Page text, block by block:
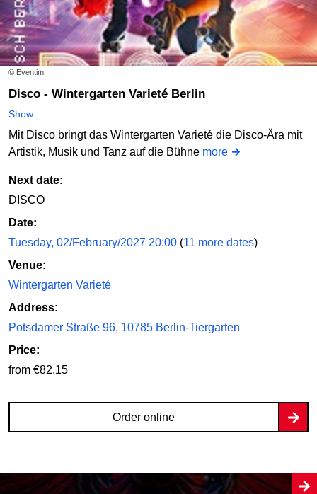
© Eventim
Disco - Wintergarten Varieté Berlin
Show
Mit Disco bringt das Wintergarten Varieté die Disco-Ära mit
Artistik, Musik und Tanz auf die Bühne more
Next date:
DISCO
Date:
Tuesday, 02/February/2027 20:00 (11 more dates)
Venue:
Wintergarten Varieté
Address:
Potsdamer Straße 96, 10785 Berlin-Tiergarten
Price:
from €82.15
Order online